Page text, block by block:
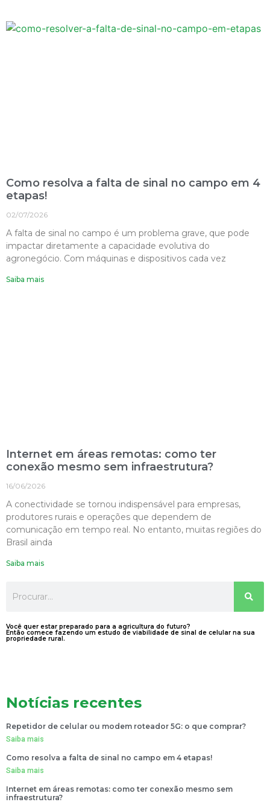
Como resolva a falta de sinal no campo em 4
etapas!
02/07/2026
A falta de sinal no campo é um problema grave, que pode
impactar diretamente a capacidade evolutiva do
agronegócio. Com máquinas e dispositivos cada vez
Saiba mais
Internet em áreas remotas: como ter
conexão mesmo sem infraestrutura?
16/06/2026
A conectividade se tornou indispensável para empresas,
produtores rurais e operações que dependem de
comunicação em tempo real. No entanto, muitas regiões do
Brasil ainda
Saiba mais
Você quer estar preparado para a agricultura do futuro?
Então comece fazendo um estudo de viabilidade de sinal de celular na sua
propriedade rural.
Notícias recentes
Repetidor de celular ou modem roteador 5G: o que comprar?
Saiba mais
Como resolva a falta de sinal no campo em 4 etapas!
Saiba mais
Internet em áreas remotas: como ter conexão mesmo sem
infraestrutura?